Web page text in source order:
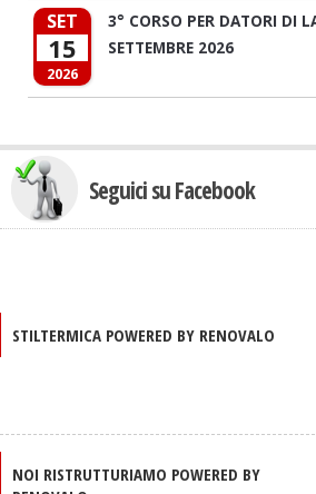
SET
15
2026
3° CORSO PER DATORI DI
SETTEMBRE 2026
Seguici su Facebook
STILTERMICA POWERED BY RENOVALO
NOI RISTRUTTURIAMO POWERED BY